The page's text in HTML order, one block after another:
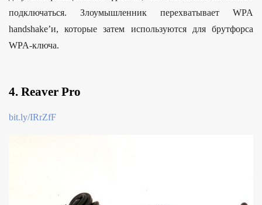
подключаться. Злоумышленник перехватывает WPA
handshake’и, которые затем используются для брутфорса
WPA-ключа.
4. Reaver Pro
bit.ly/IRrZfF